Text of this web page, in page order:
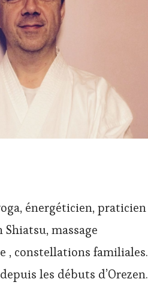
énergéticien, praticien
massage
, constellations familiales.
les débuts d’Orezen.